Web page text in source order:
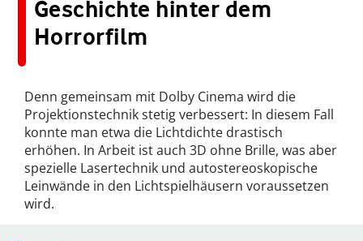
Geschichte hinter dem
Horrorfilm
Denn gemeinsam mit Dolby Cinema wird die
Projektionstechnik stetig verbessert: In diesem Fall
konnte man etwa die Lichtdichte drastisch
erhöhen. In Arbeit ist auch 3D ohne Brille, was aber
spezielle Lasertechnik und autostereoskopische
Leinwände in den Lichtspielhäusern voraussetzen
wird.